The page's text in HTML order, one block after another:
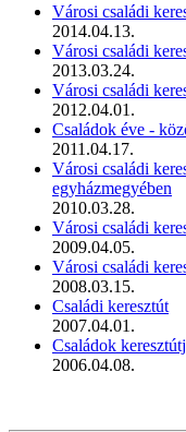
Városi családi
2014.04.13.
Városi családi
2013.03.24.
Városi családi
2012.04.01.
Családok éve -
2011.04.17.
Városi családi
egyházmegyében
2010.03.28.
Városi családi
2009.04.05.
Városi családi
2008.03.15.
Családi keresztút
2007.04.01.
Családok
2006.04.08.